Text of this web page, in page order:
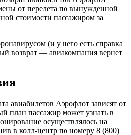
от перелета по вынужденной
стоимости пассажиром за
(и у него есть справка
возврат — авиакомпания вернет
авиабилетов Аэрофлот зависят от
план пассажир может узнать в
осуществлялось на
в колл-центр по номеру 8 (800)